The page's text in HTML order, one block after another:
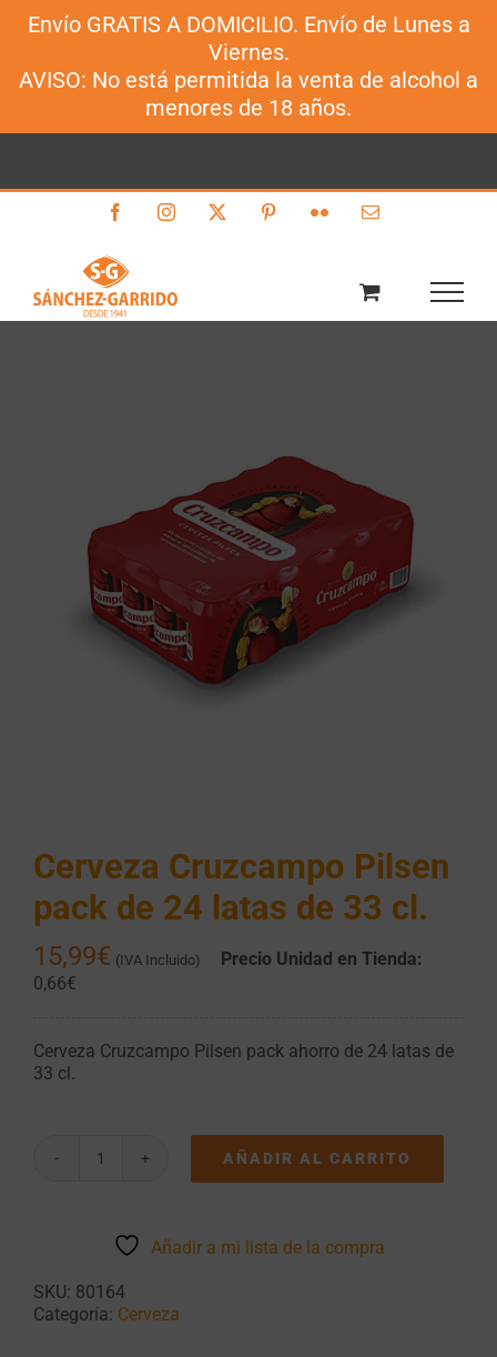
Envío GRATIS A DOMICILIO. Envío de Lunes a
Viernes.
AVISO: No está permitida la venta de alcohol a
menores de 18 años.
FacebookInstagram PinterestFlickr Correo
Cerveza Cruzcampo Pilsen
pack de 24 latas de 33 cl.
15,99€ (IVA Incluido)
Precio Unidad en Tienda:
0,66€
Cerveza Cruzcampo Pilsen pack ahorro de 24 latas de
33 cl.
Cerveza
pack
latas
de
AÑADIR AL CARRITO
Añadir a mi lista de la compra
SKU: 80164
Categoría: Cerveza
Sánchez-Garrido